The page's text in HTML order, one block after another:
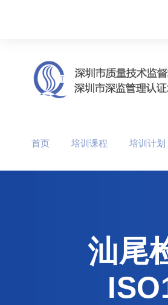
首页 培训课程 培训计划
汕尾